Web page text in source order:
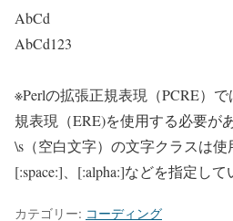
AbCd
AbCd123
※Perlの拡張正規表現（PCRE）
規表現（ERE)を使用する必要が
\s（空白文字）の文字クラスは使
[:space:]、[:alpha:]などを指定して
カテゴリー: コーディング